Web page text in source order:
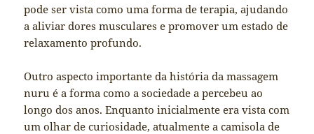
pode ser vista como uma forma de terapia, ajudando
a aliviar dores musculares e promover um estado de
relaxamento profundo.
Outro aspecto importante da história da massagem
nuru é a forma como a sociedade a percebeu ao
longo dos anos. Enquanto inicialmente era vista com
um olhar de curiosidade, atualmente a camisola de